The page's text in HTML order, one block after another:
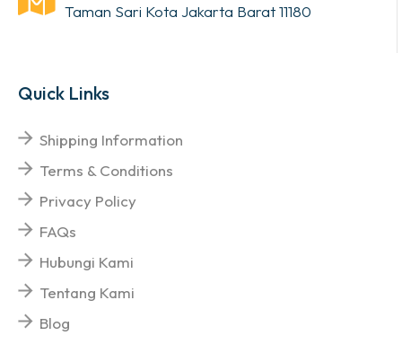
Taman Sari Kota Jakarta Barat 11180
Quick Links
Shipping Information
Terms & Conditions
Privacy Policy
FAQs
Hubungi Kami
Tentang Kami
Blog